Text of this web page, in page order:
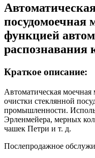
посудомоечная
функцией
распознавания
Краткое описание:
Автоматическая
очистки стеклянной
промышленности.
Эрленмейера, мерных
чашек Петри и т. д.
Послепродажное